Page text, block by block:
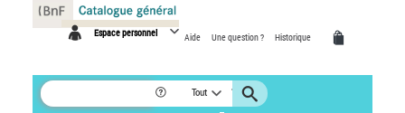
Espace personnel Aide Une question ? Historique
Tout
Panneau de gestion des cookies